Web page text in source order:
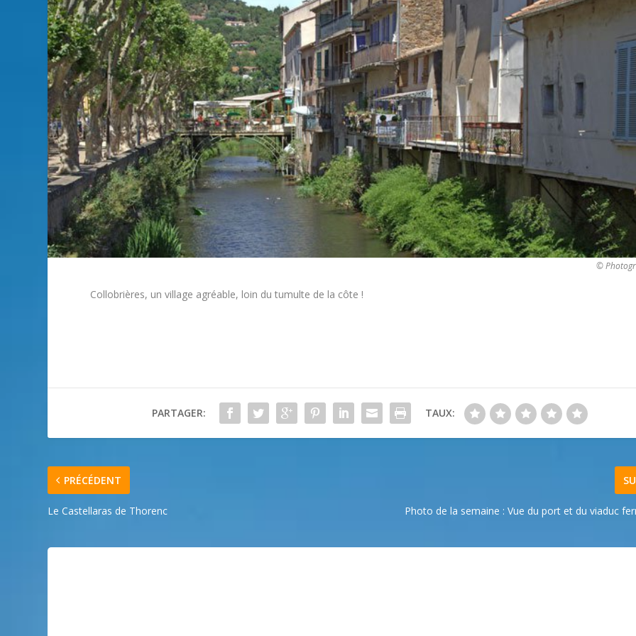
©
Collobrières, un village agréable, loin du tumulte de la côte !
PARTAGER: TAUX:
PRÉCÉDENT
Le Castellaras de Thorenc Photo de la semaine : Vue du port et du viaduc